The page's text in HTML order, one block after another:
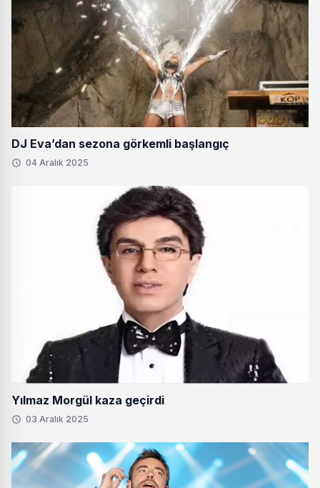
DJ Eva’dan sezona görkemli başlangıç
04 Aralık 2025
Yılmaz Morgül kaza geçirdi
03 Aralık 2025